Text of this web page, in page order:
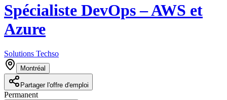
Spécialiste DevOps – AWS et
Azure
Solutions Techso
Montréal
Partager l'offre d'emploi
Permanent